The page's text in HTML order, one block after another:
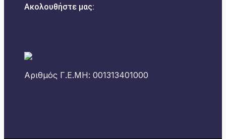
Ακολουθήστε μας:
Αριθμός Γ.Ε.ΜΗ: 001313401000